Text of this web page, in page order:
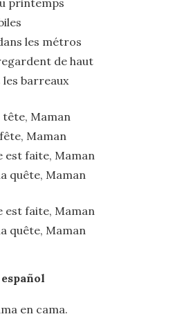
les métros
de haut
les barreaux
tête, Maman
Maman
est faite, Maman
quête, Maman
est faite, Maman
quête, Maman
en cama.